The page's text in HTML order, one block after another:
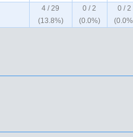
4 / 29
(13.8%)
0 / 2
(0.0%)
0 / 2